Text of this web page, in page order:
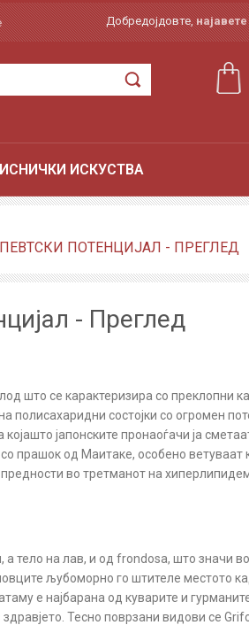
Добредојдовте,
ИСКУСТВА
ПОТЕНЦИЈАЛ - ПРЕГЛЕД
- Преглед
што се карактеризира со преклопни
полисахаридни состојки со огромен
јапонските пронаоѓачи ја
прашoк од Маитаке, особено ветуваат
во третманот на
а тело на лав, и од frondosa, што значи
љубоморно го штителе местото
е најбарана од куварите и
Тесно поврзани видови се